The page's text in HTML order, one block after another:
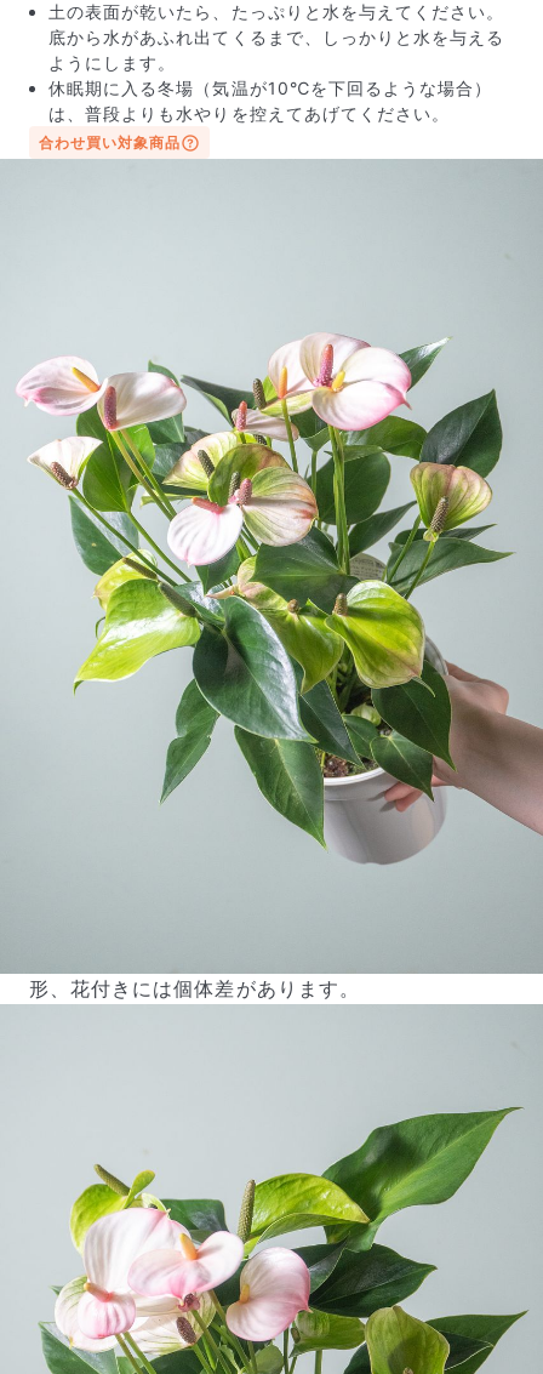
までご連絡ください。ご返金にて補償いたします。
写真と同じものが届く？
商品ページに掲載している写真は、実際にお届けする商
品を撮影したものです。お花は生き物なので、どうして
も色味やサイズ・咲き方に個体差はありますが、できる
だけ写真のイメージに近いものをお届けできるように人
よくある質問
Q. 毎月自動でお花が届くサービスですか？
いいえ、毎月自動でお届けするサービスではありません。好
きな時に好きな花をご注文いただけます。
Q. 配送できないエリアはありますか？
ただいま沖縄・離島エリアへの配送には対応しておりませ
ん。ご了承ください。
Q. 配送日時は指定できますか？
土の表面が乾いたら、たっぷりと水を与えてください。
底から水があふれ出てくるまで、しっかりと水を与える
ようにします。
休眠期に入る冬場（気温が10℃を下回るような場合）
は、普段よりも水やりを控えてあげてください。
合わせ買い対象商品
形、花付きには個体差があります。